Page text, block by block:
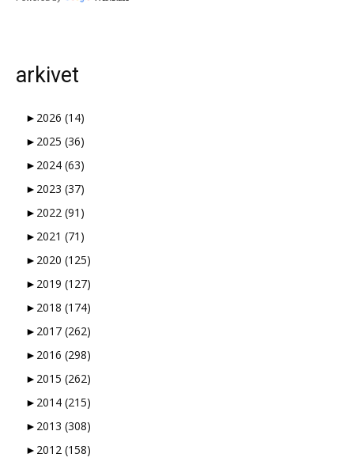
skulle tilsi
arkivet
► 2026 (14)
► 2025 (36)
► 2024 (63)
► 2023 (37)
► 2022 (91)
► 2021 (71)
► 2020 (125)
► 2019 (127)
► 2018 (174)
► 2017 (262)
► 2016 (298)
► 2015 (262)
► 2014 (215)
► 2013 (308)
► 2012 (158)